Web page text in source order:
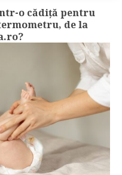
o cădiță pentru
de la